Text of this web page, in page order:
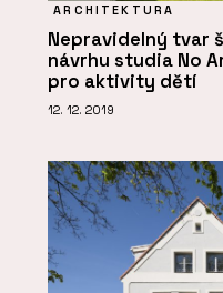
ARCHITEKTURA
Nepravidelný tvar
návrhu studia No
pro aktivity dětí
12. 12. 2019